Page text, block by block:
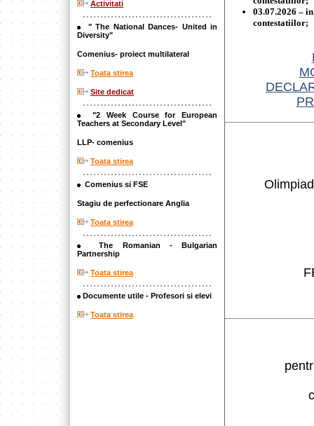
Activitati
" The National Dances- United in
Diversity"
Comenius- proiect multilateral
Toata stirea
Site dedicat
"2 Week Course for European
Teachers at Secondary Level"
LLP- comenius
Toata stirea
Comenius si FSE
Stagiu de perfectionare Anglia
Toata stirea
The Romanian - Bulgarian
Partnership
Toata stirea
Documente utile - Profesori si elevi
Toata stirea
03.07.2026 –
contestatiilor;